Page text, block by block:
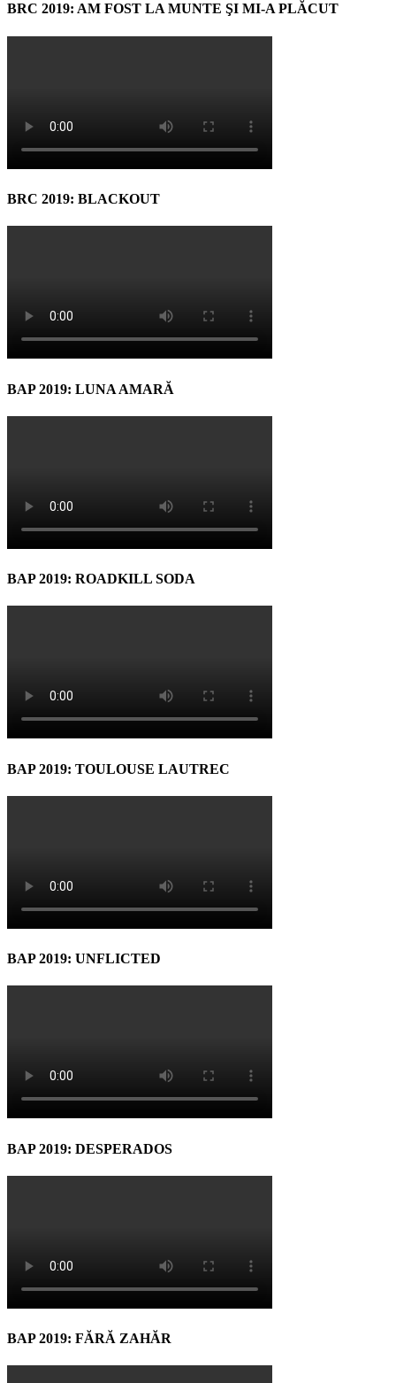
BRC 2019: AM FOST LA MUNTE ŞI MI-A PLĂCUT
BRC 2019: BLACKOUT
BAP 2019: LUNA AMARĂ
BAP 2019: ROADKILL SODA
BAP 2019: TOULOUSE LAUTREC
BAP 2019: UNFLICTED
BAP 2019: DESPERADOS
BAP 2019: FĂRĂ ZAHĂR